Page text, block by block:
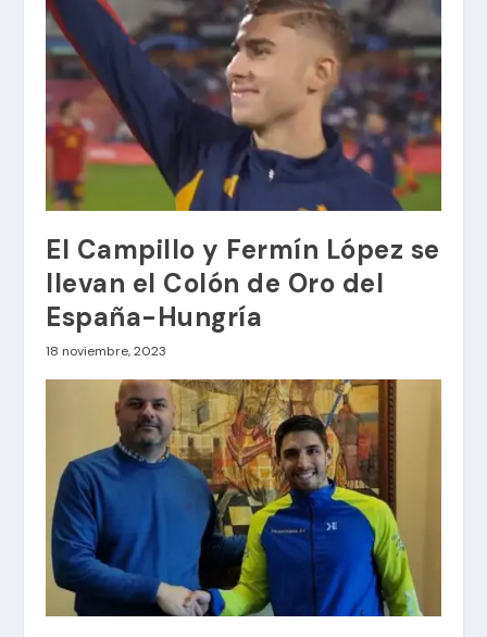
El Campillo y Fermín López se
llevan el Colón de Oro del
España-Hungría
18 noviembre, 2023